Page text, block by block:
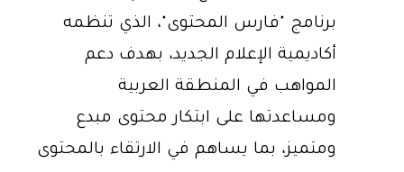
برنامج "فارس المحتوى"، الذي تنظمه
أكاديمية الإعلام الجديد، بهدف دعم
المواهب في المنطقة العربية
ومساعدتها على ابتكار محتوى مبدع
ومتميز، بما يساهم في الارتقاء بالمحتوى